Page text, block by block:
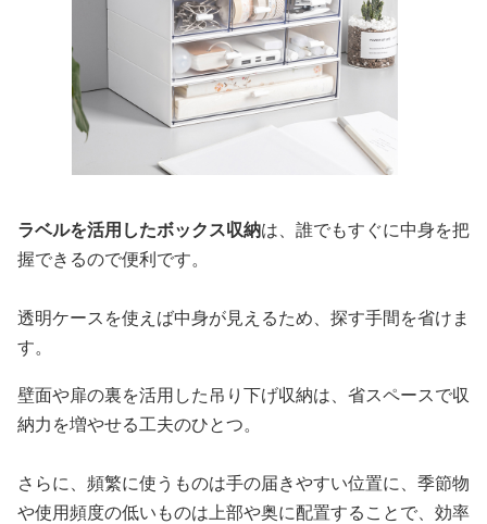
ラベルを活用したボックス収納は、誰でもすぐに中身を把
握できるので便利です。
透明ケースを使えば中身が見えるため、探す手間を省けま
す。
壁面や扉の裏を活用した吊り下げ収納は、省スペースで収
納力を増やせる工夫のひとつ。
さらに、頻繁に使うものは手の届きやすい位置に、季節物
や使用頻度の低いものは上部や奥に配置することで、効率